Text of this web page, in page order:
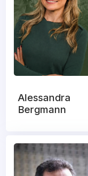
Alessandra
Bergmann